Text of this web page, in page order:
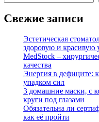
Свежие записи
Эстетическая
здоровую и красивую
MedStock –
качества
Энергия в дефиците:
упадком сил
3 домашние маски, с
круги под глазами
Обязательна ли
как её пройти